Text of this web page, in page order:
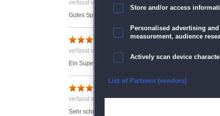
verfasst von Anonym am 27.10.2017 um 15:17
Gutes Spiel und viele Rätsel.
Super Spiel
verfasst von Anonym am 23.11.2017 um 17:08
Ein Superspiel, es kommt keine Langeweile auf
Empfehlenswert
verfasst von Vero . am 26.01.2018 um 16:38
Sehr schöne Grafik, gutgedachtes Spiel.
Store and/or access
Personalised advertising
measurement, audience
Actively scan device
Ensure security, prevent
List of Partners (vendors)